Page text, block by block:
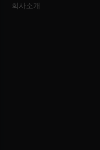
회사소개